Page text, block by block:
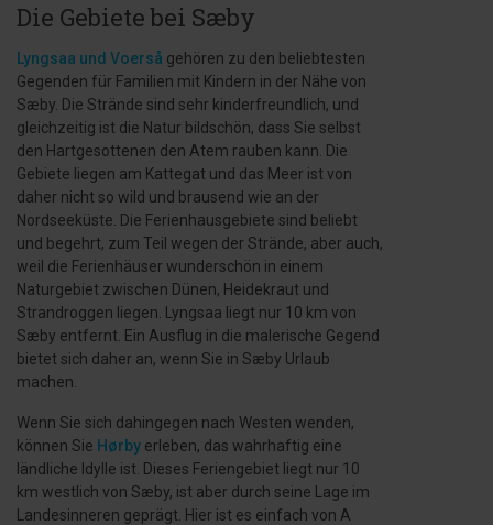
Die Gebiete bei Sæby
Lyngsaa und Voerså gehören zu den beliebtesten
Gegenden für Familien mit Kindern in der Nähe von
Sæby. Die Strände sind sehr kinderfreundlich, und
gleichzeitig ist die Natur bildschön, dass Sie selbst
den Hartgesottenen den Atem rauben kann. Die
Gebiete liegen am Kattegat und das Meer ist von
daher nicht so wild und brausend wie an der
Nordseeküste. Die Ferienhausgebiete sind beliebt
und begehrt, zum Teil wegen der Strände, aber auch,
weil die Ferienhäuser wunderschön in einem
Naturgebiet zwischen Dünen, Heidekraut und
Strandroggen liegen. Lyngsaa liegt nur 10 km von
Sæby entfernt. Ein Ausflug in die malerische Gegend
bietet sich daher an, wenn Sie in Sæby Urlaub
machen.
Wenn Sie sich dahingegen nach Westen wenden,
können Sie Hørby erleben, das wahrhaftig eine
ländliche Idylle ist. Dieses Feriengebiet liegt nur 10
km westlich von Sæby, ist aber durch seine Lage im
Landesinneren geprägt. Hier ist es einfach von A